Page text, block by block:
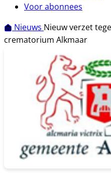
Voor abonnees
Nieuws Nieuw verzet
crematorium Alkmaar